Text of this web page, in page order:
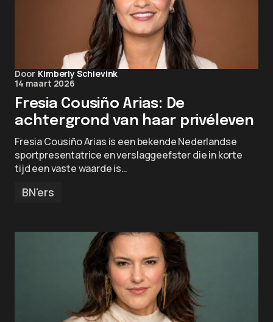
Door Kimberly Schievink
14 maart 2026
Fresia Cousiño Arias: De
achtergrond van haar privéleven
Fresia Cousiño Arias is een bekende Nederlandse
sportpresentatrice en verslaggeefster die in korte
tijd een vaste waarde is…
BN'ers